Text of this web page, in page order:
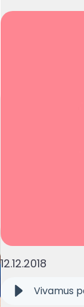
12.12.2018
Vivamus